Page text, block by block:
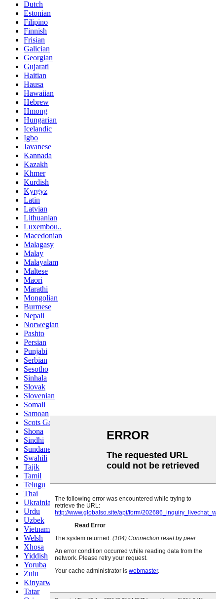
Dutch
Estonian
Filipino
Finnish
Frisian
Galician
Georgian
Gujarati
Haitian
Hausa
Hawaiian
Hebrew
Hmong
Hungarian
Icelandic
Igbo
Javanese
Kannada
Kazakh
Khmer
Kurdish
Kyrgyz
Latin
Latvian
Lithuanian
Luxembou..
Macedonian
Malagasy
Malay
Malayalam
Maltese
Maori
Marathi
Mongolian
Burmese
Nepali
Norwegian
Pashto
Persian
Punjabi
Serbian
Sesotho
Sinhala
Slovak
Slovenian
Somali
Samoan
Scots Gaelic
Shona
Sindhi
Sundanese
Swahili
Tajik
Tamil
Telugu
Thai
Ukrainian
Urdu
Uzbek
Vietnamese
Welsh
Xhosa
Yiddish
Yoruba
Zulu
Kinyarwanda
Tatar